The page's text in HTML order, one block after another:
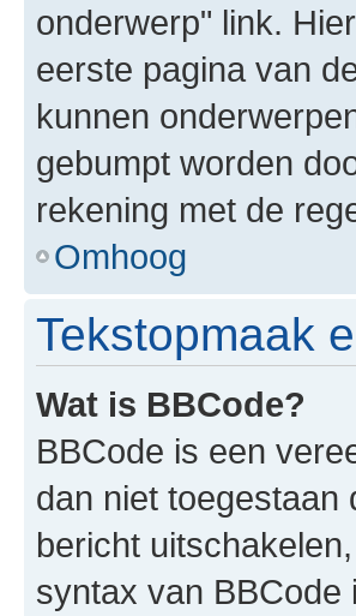
onderwerp" link.
eerste pagina van
kunnen
gebumpt worden
rekening met de
Omhoog
Tekstopmaak
Wat is BBCode?
BBCode is een
dan niet toegestaan
bericht
syntax van BBCode